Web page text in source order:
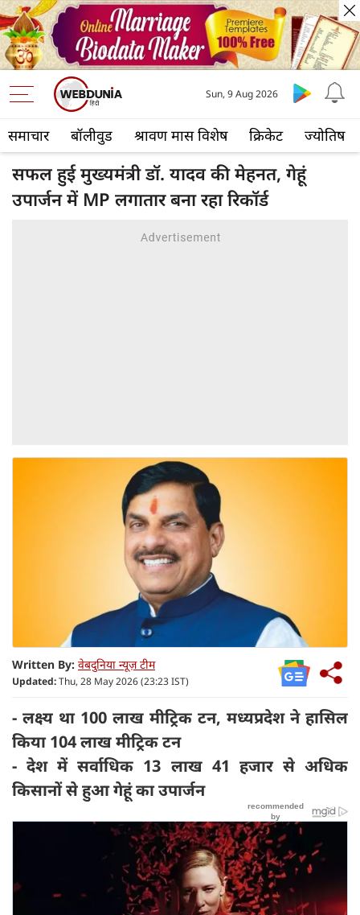
समाचार बॉलीवुड श्रावण मास विशेष क्रिकेट ज्योतिष
Sun, 9 Aug 2026
सफल हुई मुख्यमंत्री डॉ. यादव की मेहनत, गेहूं
उपार्जन में MP लगातार बना रहा रिकॉर्ड
Written By: वेबदुनिया न्यूज़ टीम
Updated:Thu, 28 May 2026 (23:23 IST)
- लक्ष्य था 100 लाख मीट्रिक टन, मध्यप्रदेश ने हासिल
किया 104 लाख मीट्रिक टन
- देश में सर्वाधिक 13 लाख 41 हजार से अधिक
किसानों से हुआ गेहूं का उपार्जन